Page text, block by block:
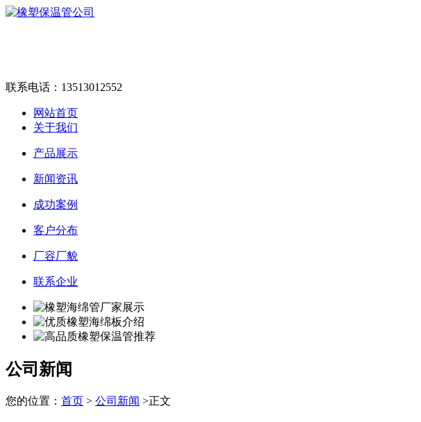
联系电话： 13513012552
网站首页
关于我们
产品展示
新闻资讯
成功案例
客户分布
厂容厂貌
联系企业
公司新闻
您的位置： 首页 > 公司新闻 >正文